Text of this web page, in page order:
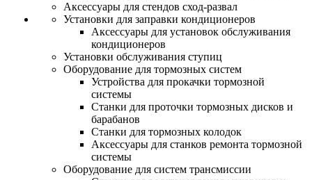
Аксессуары для стендов сход-развал
Установки для заправки кондиционеров
Аксессуары для установок обслуживания
кондиционеров
Установки обслуживания ступиц
Оборудование для тормозных систем
Устройства для прокачки тормозной
системы
Станки для проточки тормозных дисков и
барабанов
Станки для тормозных колодок
Аксессуары для станков ремонта тормозной
системы
Оборудование для систем трансмиссии